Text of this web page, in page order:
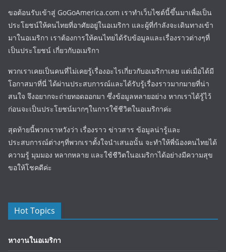
ขอต้อนรับเข้าสู่ GoGoAmerica.com เราทำเว็บไซต์นี้ขึ้นมาเพื่อเป็น
ประโยชน์ให้คนไทยที่อาศัยอยู่ในอเมริกา และผู้ที่กำลังจะเดินทางเข้า
มาในอเมริกา เราต้องการให้คนไทยได้รับข้อมูลและเรื่องราวต่างๆที่
เป็นประโยชน์ เกี่ยวกับอเมริกา
พวกเราเคยเป็นคนที่ไม่เคยรู้เรื่องอะไรเกี่ยวกับอเมริกาเลย แต่เมื่อได้มี
โอกาสมาที่นี่ ได้ผ่านประสบการณ์และได้รับรู้เรื่องราวมากมายที่น่า
สนใจ จึงอยากจะถ่ายทอดออกมา ซึ่งข้อมูลหลายอย่าง หากเราได้รู้ไว้
ก่อนจะเป็นประโยชน์มากๆในการใช้ชีวิตในอเมริกาค่ะ
สุดท้ายนี้พวกเราหวังว่า เรื่องราว ข่าวสาร ข้อมูลน่ารู้และ
ประสบการณ์ต่างๆที่พวกเราตั้งใจนำเสนอนั้น จะทำให้พี่น้องคนไทยได้
ความรู้ มุมมอง หลากหลาย และใช้ชีวิตในอเมริกาได้อย่างมีความสุข
ขอให้โชคดีค่ะ
Hot Topics
หางานในอเมริกา